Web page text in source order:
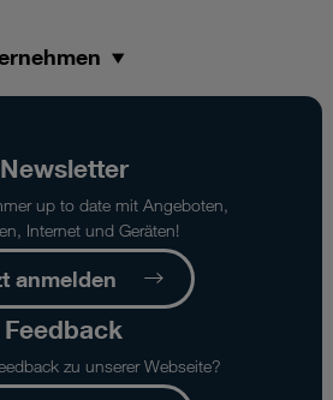
Newsletter
up to date mit Angeboten,
Internet und Geräten!
anmelden
Feedback
zu unserer Webseite?